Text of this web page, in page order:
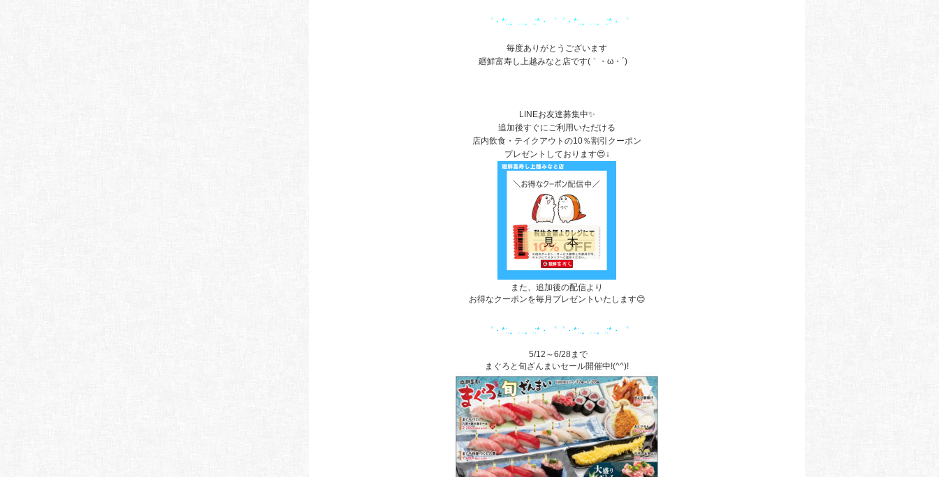
゜・*:.。. .。.:*・゜゜・*:.。. .。.:*・゜
毎度ありがとうございます
廻鮮富寿し上越みなと店です(｀・ω・´)ゞ
LINEお友達募集中✨
追加後すぐにご利用いただける
店内飲食・テイクアウトの10％割引クーポン
プレゼントしております😍↓
また、追加後の配信より
お得なクーポンを毎月プレゼントいたします😊
゜・*:.。. .。.:*・゜゜・*:.。. .。.:*・゜
5/12～6/28まで
まぐろと旬ざんまいセール開催中!(^^)!